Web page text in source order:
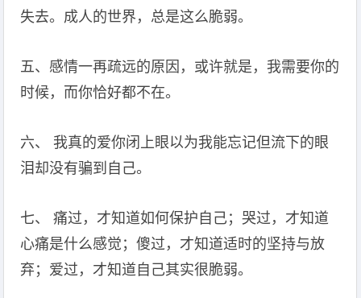
失去。成人的世界，总是这么脆弱。
五、感情一再疏远的原因，或许就是，我需要你的
时候，而你恰好都不在。
六、 我真的爱你闭上眼以为我能忘记但流下的眼
泪却没有骗到自己。
七、 痛过，才知道如何保护自己；哭过，才知道
心痛是什么感觉；傻过，才知道适时的坚持与放
弃；爱过，才知道自己其实很脆弱。